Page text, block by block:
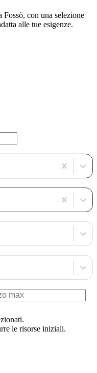
con una selezione
alle tue esigenze.
le risorse iniziali.